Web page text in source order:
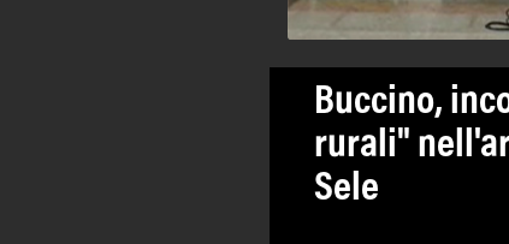
Buccino,
rurali"
Sele